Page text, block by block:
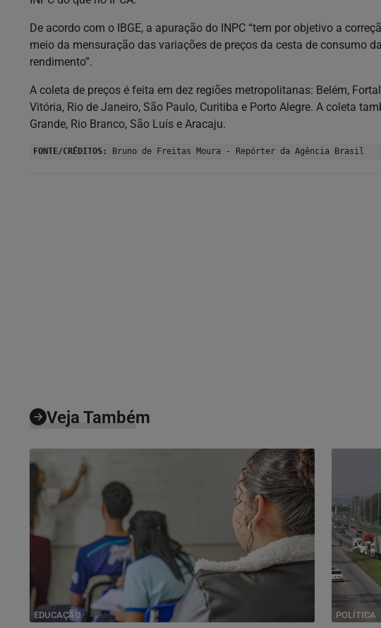
De acordo com o IBGE, a apuração do INPC “tem por objetivo a
meio da mensuração das variações de preços da cesta de consumo
rendimento”.
A coleta de preços é feita em dez regiões metropolitanas: Belém,
Vitória, Rio de Janeiro, São Paulo, Curitiba e Porto Alegre. A coleta
Grande, Rio Branco, São Luís e Aracaju.
FONTE/CRÉDITOS: Bruno de Freitas Moura - Repórter da Agência Brasil
Veja Também
EDUCAÇÃO POLÍTICA